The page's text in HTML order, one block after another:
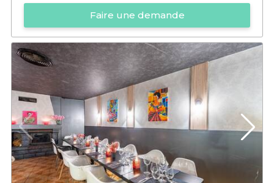
Faire une demande